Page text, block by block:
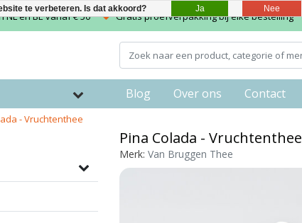
en BE vanaf € 50 Gratis proefverpakking bij elke bestelling
Blog Over ons Contact
- Vruchtenthee
Pina Colada - Vruchtenthee
Merk: Van Bruggen Thee
te verbeteren. Is dat akkoord? Ja Nee